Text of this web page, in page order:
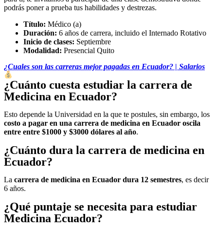
podrás poner a prueba tus habilidades y destrezas.
Título: Médico (a)
Duración: 6 años de carrera, incluido el Internado Rotativo
Inicio de clases: Septiembre
Modalidad: Presencial Quito
¿Cuales son las carreras mejor pagadas en Ecuador? | Salarios
¿Cuánto cuesta estudiar la carrera de
Medicina en Ecuador?
Esto depende la Universidad en la que te postules, sin embargo, los
costo a pagar en una carrera de medicina en Ecuador oscila
entre entre $1000 y $3000 dólares al año.
¿Cuánto dura la carrera de medicina en
Ecuador?
La carrera de medicina en Ecuador dura 12 semestres, es decir
6 años.
¿Qué puntaje se necesita para estudiar
Medicina Ecuador?